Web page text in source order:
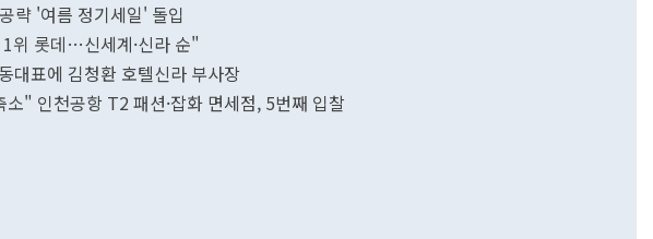
략 '여름 정기세일' 돌입
위 롯데…신세계·신라 순"
대표에 김청환 호텔신라 부사장
" 인천공항 T2 패션·잡화 면세점, 5번째 입찰